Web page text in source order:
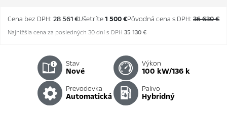
Cena bez DPH: 28 561 €Ušetríte1 500 €Pôvodná cena s DPH: 36 630 €
Najnižšia cena za posledných 30 dní s DPH 35 130 €
Stav
nové
Výkon
100 kW/136 k
Prevodovka
automatická
Palivo
hybridný